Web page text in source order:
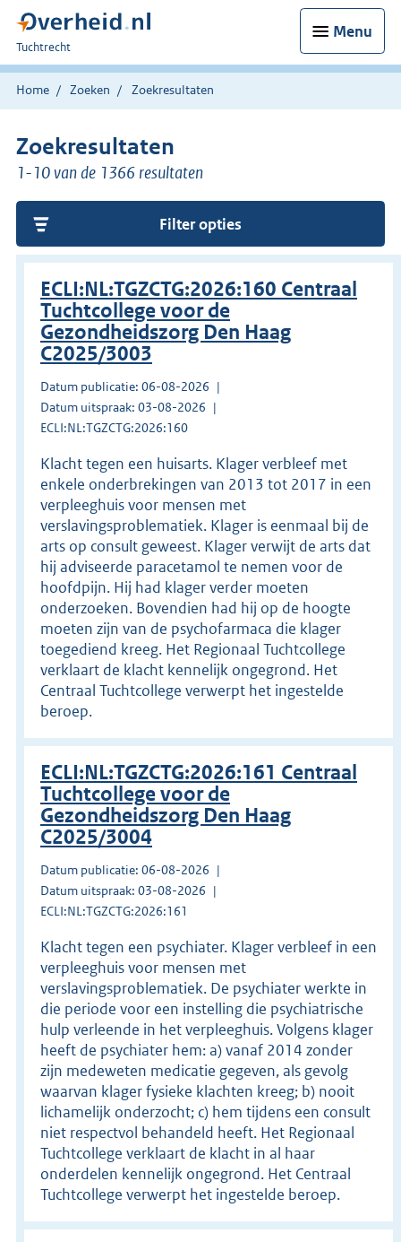
Menu
U
bent
hier:
Tuchtrecht
Home Zoeken Zoekresultaten
Zoekresultaten
1-10 van de 1366 resultaten
Filter opties
ECLI:NL:TGZCTG:2026:160 Centraal
Tuchtcollege voor de
Gezondheidszorg Den Haag
C2025/3003
Datum publicatie: 06-08-2026
Datum uitspraak: 03-08-2026
ECLI:NL:TGZCTG:2026:160
Klacht tegen een huisarts. Klager verbleef met
enkele onderbrekingen van 2013 tot 2017 in een
verpleeghuis voor mensen met
verslavingsproblematiek. Klager is eenmaal bij de
arts op consult geweest. Klager verwijt de arts dat
hij adviseerde paracetamol te nemen voor de
hoofdpijn. Hij had klager verder moeten
onderzoeken. Bovendien had hij op de hoogte
moeten zijn van de psychofarmaca die klager
toegediend kreeg. Het Regionaal Tuchtcollege
verklaart de klacht kennelijk ongegrond. Het
Centraal Tuchtcollege verwerpt het ingestelde
beroep.
ECLI:NL:TGZCTG:2026:161 Centraal
Tuchtcollege voor de
Gezondheidszorg Den Haag
C2025/3004
Datum publicatie: 06-08-2026
Datum uitspraak: 03-08-2026
ECLI:NL:TGZCTG:2026:161
Klacht tegen een psychiater. Klager verbleef in een
verpleeghuis voor mensen met
verslavingsproblematiek. De psychiater werkte in
die periode voor een instelling die psychiatrische
hulp verleende in het verpleeghuis. Volgens klager
heeft de psychiater hem: a) vanaf 2014 zonder
zijn medeweten medicatie gegeven, als gevolg
waarvan klager fysieke klachten kreeg; b) nooit
lichamelijk onderzocht; c) hem tijdens een consult
niet respectvol behandeld heeft. Het Regionaal
Tuchtcollege verklaart de klacht in al haar
onderdelen kennelijk ongegrond. Het Centraal
Tuchtcollege verwerpt het ingestelde beroep.